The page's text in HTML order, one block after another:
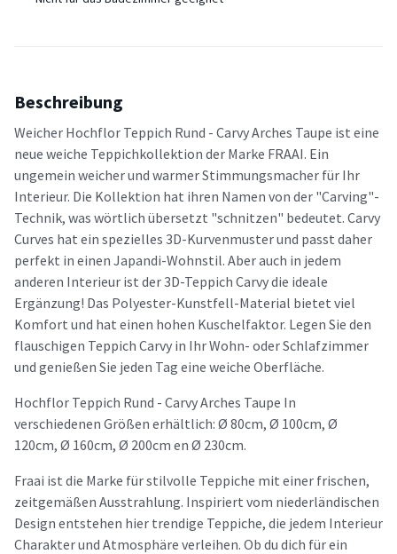
Beschreibung
Weicher Hochflor Teppich Rund - Carvy Arches Taupe ist eine
neue weiche Teppichkollektion der Marke FRAAI. Ein
ungemein weicher und warmer Stimmungsmacher für Ihr
Interieur. Die Kollektion hat ihren Namen von der "Carving"-
Technik, was wörtlich übersetzt "schnitzen" bedeutet. Carvy
Curves hat ein spezielles 3D-Kurvenmuster und passt daher
perfekt in einen Japandi-Wohnstil. Aber auch in jedem
anderen Interieur ist der 3D-Teppich Carvy die ideale
Ergänzung! Das Polyester-Kunstfell-Material bietet viel
Komfort und hat einen hohen Kuschelfaktor. Legen Sie den
flauschigen Teppich Carvy in Ihr Wohn- oder Schlafzimmer
und genießen Sie jeden Tag eine weiche Oberfläche.
Hochflor Teppich Rund - Carvy Arches Taupe In
verschiedenen Größen erhältlich: Ø 80cm, Ø 100cm, Ø
120cm, Ø 160cm, Ø 200cm en Ø 230cm.
Fraai ist die Marke für stilvolle Teppiche mit einer frischen,
zeitgemäßen Ausstrahlung. Inspiriert vom niederländischen
Design entstehen hier trendige Teppiche, die jedem Interieur
Charakter und Atmosphäre verleihen. Ob du dich für ein